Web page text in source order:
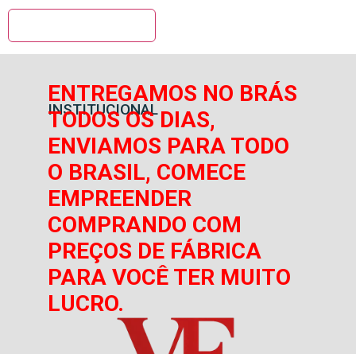
INSTITUCIONAL
ENTREGAMOS NO BRÁS
TODOS OS DIAS,
ENVIAMOS PARA TODO
O BRASIL, COMECE
EMPREENDER
COMPRANDO COM
PREÇOS DE FÁBRICA
PARA VOCÊ TER MUITO
LUCRO.